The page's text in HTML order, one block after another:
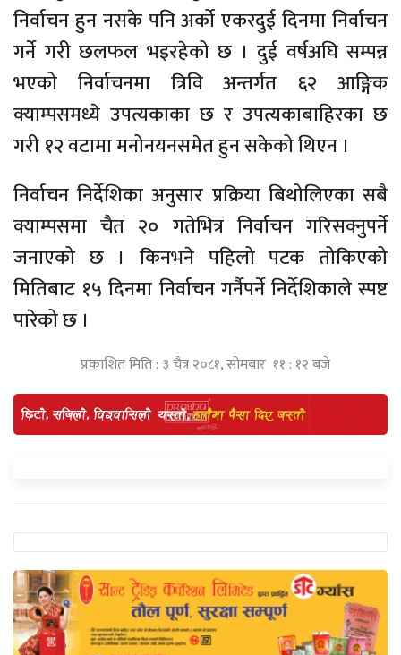
निर्वाचन हुन नसके पनि अर्को एकरदुई दिनमा निर्वाचन
गर्ने गरी छलफल भइरहेको छ । दुई वर्षअघि सम्पन्न
भएको निर्वाचनमा त्रिवि अन्तर्गत ६२ आङ्गिक
क्याम्पसमध्ये उपत्यकाका छ र उपत्यकाबाहिरका छ
गरी १२ वटामा मनोनयनसमेत हुन सकेको थिएन ।
निर्वाचन निर्देशिका अनुसार प्रक्रिया बिथोलिएका सबै
क्याम्पसमा चैत २० गतेभित्र निर्वाचन गरिसक्नुपर्ने
जनाएको छ । किनभने पहिलो पटक तोकिएको
मितिबाट १५ दिनमा निर्वाचन गर्नैपर्ने निर्देशिकाले स्पष्ट
पारेको छ ।
प्रकाशित मिति : ३ चैत्र २०८१, सोमबार ११ : १२ बजे